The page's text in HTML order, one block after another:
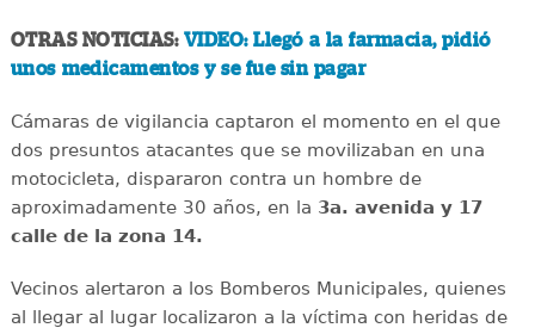
OTRAS NOTICIAS: VIDEO: Llegó a la farmacia, pidió
unos medicamentos y se fue sin pagar
Cámaras de vigilancia captaron el momento en el que
dos presuntos atacantes que se movilizaban en una
motocicleta, dispararon contra un hombre de
aproximadamente 30 años, en la 3a. avenida y 17
calle de la zona 14.
Vecinos alertaron a los Bomberos Municipales, quienes
al llegar al lugar localizaron a la víctima con heridas de